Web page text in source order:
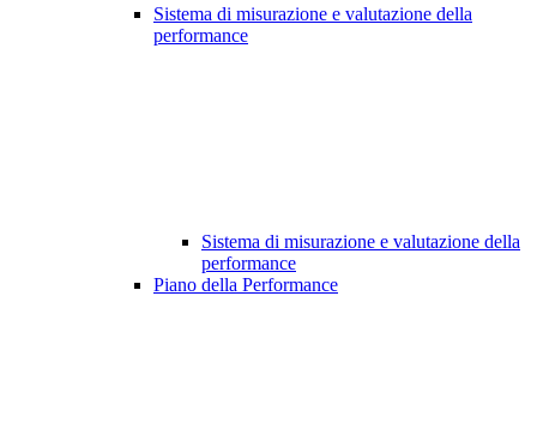
Sistema di misurazione e valutazione della
performance
Sistema di misurazione e valutazione della
performance
Piano della Performance